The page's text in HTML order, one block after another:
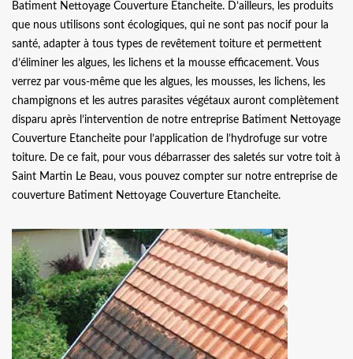
Batiment Nettoyage Couverture Etancheite. D’ailleurs, les produits
que nous utilisons sont écologiques, qui ne sont pas nocif pour la
santé, adapter à tous types de revêtement toiture et permettent
d’éliminer les algues, les lichens et la mousse efficacement. Vous
verrez par vous-même que les algues, les mousses, les lichens, les
champignons et les autres parasites végétaux auront complètement
disparu après l’intervention de notre entreprise Batiment Nettoyage
Couverture Etancheite pour l’application de l’hydrofuge sur votre
toiture. De ce fait, pour vous débarrasser des saletés sur votre toit à
Saint Martin Le Beau, vous pouvez compter sur notre entreprise de
couverture Batiment Nettoyage Couverture Etancheite.